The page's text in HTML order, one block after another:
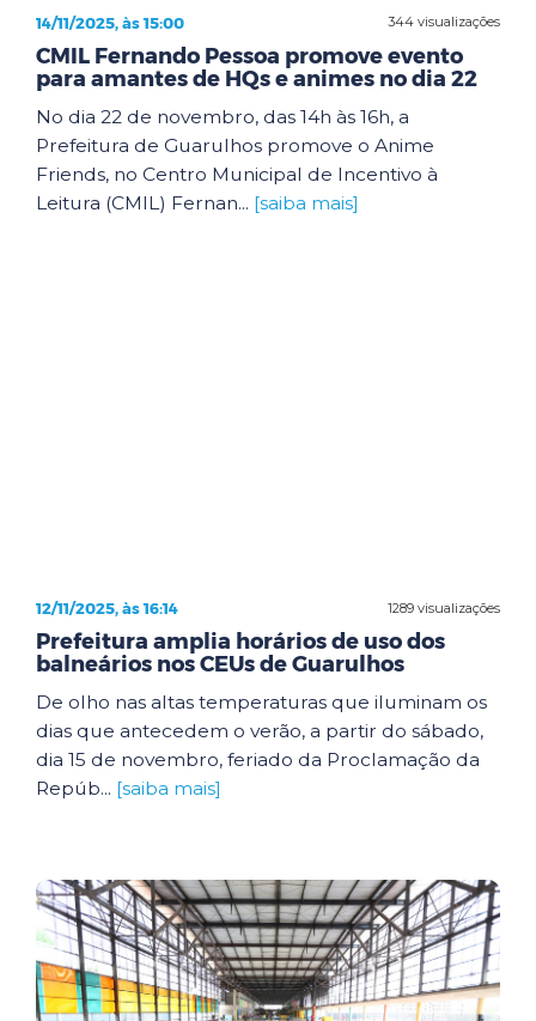
344 visualizações
14/11/2025, às 15:00
CMIL Fernando Pessoa promove evento
para amantes de HQs e animes no dia 22
No dia 22 de novembro, das 14h às 16h, a
Prefeitura de Guarulhos promove o Anime
Friends, no Centro Municipal de Incentivo à
Leitura (CMIL) Fernan... [saiba mais]
1289 visualizações
12/11/2025, às 16:14
Prefeitura amplia horários de uso dos
balneários nos CEUs de Guarulhos
De olho nas altas temperaturas que iluminam os
dias que antecedem o verão, a partir do sábado,
dia 15 de novembro, feriado da Proclamação da
Repúb... [saiba mais]